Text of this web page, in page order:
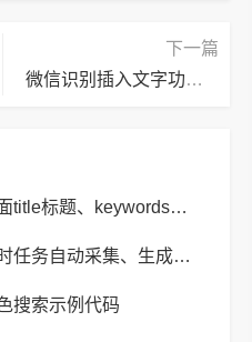
下一篇
微信识别插入文字功能怎么使用?微信识别插入文字功能使用教程
苹果cms模板苹果CMS页面title标题、keywords关键词、description描述SEO优化
苹果cms模板苹果CMS定时任务自动采集、生成、推送
搜索示例代码